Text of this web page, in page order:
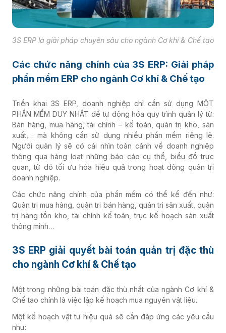
3S ERP là giải pháp chuyên sâu cho ngành Cơ khí & Chế tạo
Các chức năng chính của 3S ERP: Giải pháp
phần mềm ERP cho ngành Cơ khí & Chế tạo
Triển khai 3S ERP, doanh nghiệp chỉ cần sử dụng MỘT
PHẦN MỀM DUY NHẤT để tự động hóa quy trình quản lý từ:
Bán hàng, mua hàng, tài chính – kế toán, quản trị kho, sản
xuất,… mà không cần sử dụng nhiều phần mềm riêng lẻ.
Người quản lý sẽ có cái nhìn toàn cảnh về doanh nghiệp
thông qua hàng loạt những báo cáo cụ thể, biểu đồ trực
quan, từ đó tối ưu hóa hiệu quả trong hoạt động quản trị
doanh nghiệp.
Các chức năng chính của phần mềm có thể kể đến như:
Quản trị mua hàng, quản trị bán hàng, quản trị sản xuất, quản
trị hàng tồn kho, tài chính kế toán, trục kế hoạch sản xuất
thông minh…
3S ERP giải quyết bài toán quản trị đặc thù
cho ngành Cơ khí & Chế tạo
Một trong những bài toán đặc thù nhất của ngành Cơ khí &
Chế tạo chính là việc lập kế hoạch mua nguyên vật liệu.
Một kế hoạch vật tư hiệu quả sẽ cần đáp ứng các yêu cầu
như: